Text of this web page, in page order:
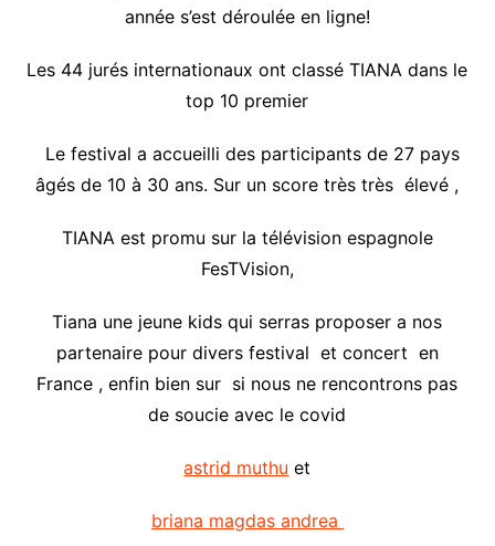
année s’est déroulée en ligne!
Les 44 jurés internationaux ont classé TIANA dans le
top 10 premier
Le festival a accueilli des participants de 27 pays
âgés de 10 à 30 ans. Sur un score très très élevé ,
TIANA est promu sur la télévision espagnole
FesTVision,
Tiana une jeune kids qui serras proposer a nos
partenaire pour divers festival et concert en
France , enfin bien sur si nous ne rencontrons pas
de soucie avec le covid
astrid muthu et
briana magdas andrea